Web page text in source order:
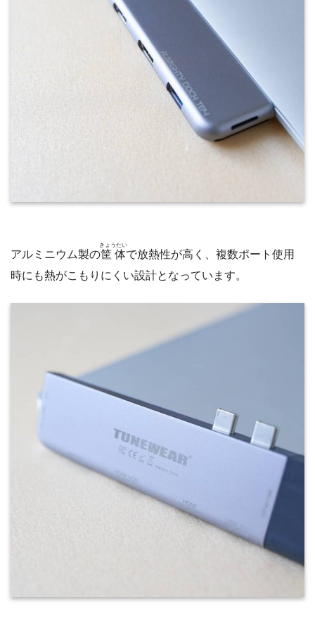
アルミニウム製の筐体
きょうたい
で放熱性が高く、複数ポート使用
時にも熱がこもりにくい設計となっています。